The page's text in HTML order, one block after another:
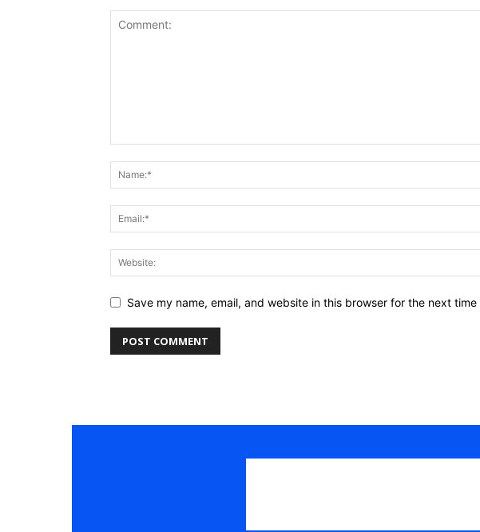
Save my name, email, and website in this browser for the next time